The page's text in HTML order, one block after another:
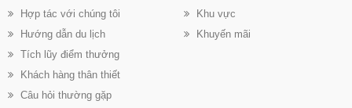
Hợp tác với chúng tôi
Hướng dẫn du lịch
Tích lũy điểm thưởng
Khách hàng thân thiết
Câu hỏi thường gặp
Khu vực
Khuyến mãi